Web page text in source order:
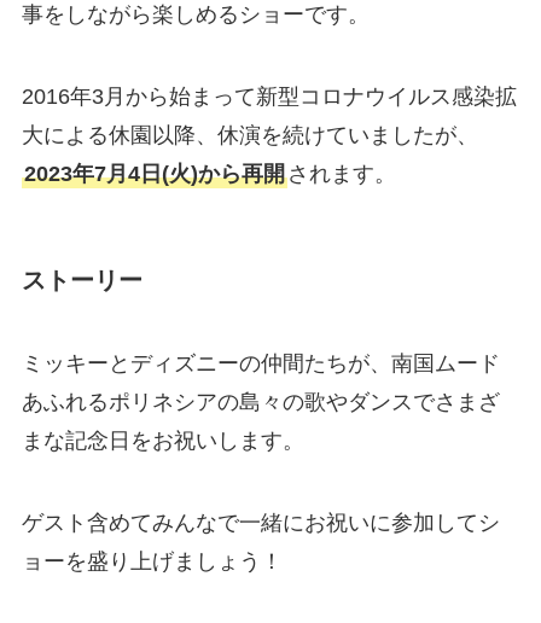
事をしながら楽しめるショーです。
2016年3月から始まって新型コロナウイルス感染拡
大による休園以降、休演を続けていましたが、
2023年7月4日(火)から再開されます。
ストーリー
ミッキーとディズニーの仲間たちが、南国ムード
あふれるポリネシアの島々の歌やダンスでさまざ
まな記念日をお祝いします。
ゲスト含めてみんなで一緒にお祝いに参加してシ
ョーを盛り上げましょう！